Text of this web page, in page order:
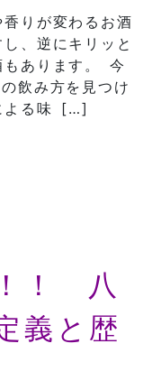
りが変わるお酒
、逆にキリッと
あります。 今
飲み方を見つけ
よる味 […]
！ 八
義と歴